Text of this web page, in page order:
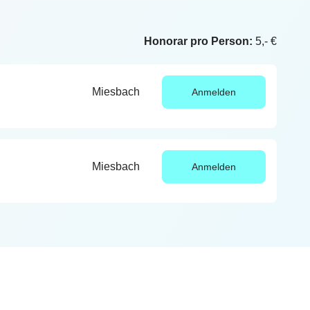
Honorar pro Person: 5,- €
Miesbach Anmelden
Miesbach Anmelden